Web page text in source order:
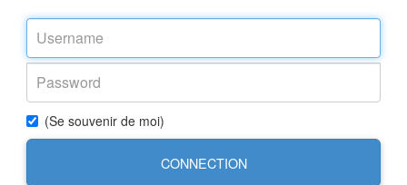
(Se souvenir de moi)
CONNECTION